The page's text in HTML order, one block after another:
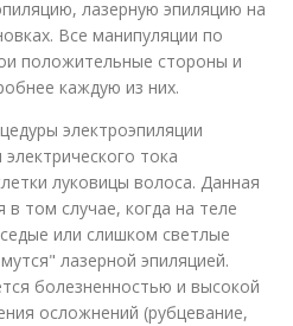
лазерную эпиляцию на
Все манипуляции по
положительные стороны и
каждую из них.
электроэпиляции
тока
луковицы волоса. Данная
том случае, когда на теле
или слишком светлые
лазерной эпиляцией.
болезненностью и высокой
осложнений (рубцевание,